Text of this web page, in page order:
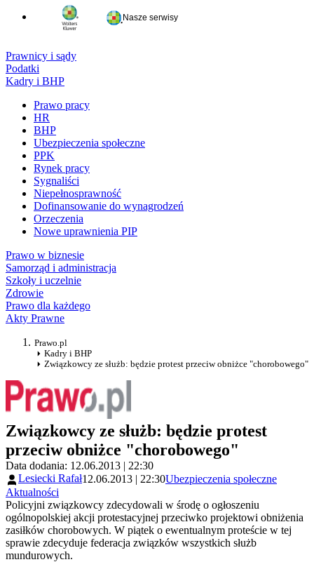
Nasze serwisy
Prawnicy i sądy
Podatki
Kadry i BHP
Prawo pracy
HR
BHP
Ubezpieczenia społeczne
PPK
Rynek pracy
Sygnaliści
Niepełnosprawność
Dofinansowanie do wynagrodzeń
Orzeczenia
Nowe uprawnienia PIP
Prawo w biznesie
Samorząd i administracja
Szkoły i uczelnie
Zdrowie
Prawo dla każdego
Akty Prawne
Prawo.pl
Kadry i BHP
Związkowcy ze służb: będzie protest przeciw obniżce "chorobowego"
Związkowcy ze służb: będzie protest
przeciw obniżce "chorobowego"
Data dodania: 12.06.2013 | 22:30
Lesiecki Rafał12.06.2013 | 22:30Ubezpieczenia społeczne
Aktualności
Policyjni związkowcy zdecydowali w środę o ogłoszeniu
ogólnopolskiej akcji protestacyjnej przeciwko projektowi obniżenia
zasiłków chorobowych. W piątek o ewentualnym proteście w tej
sprawie zdecyduje federacja związków wszystkich służb
mundurowych.